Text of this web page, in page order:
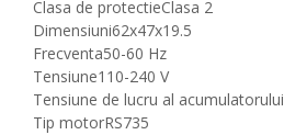
Clasa de protectieClasa 2
Dimensiuni62x47x19.5
Frecventa50-60 Hz
Tensiune110-240 V
Tensiune de lucru al acumulatorului
Tip motorRS735